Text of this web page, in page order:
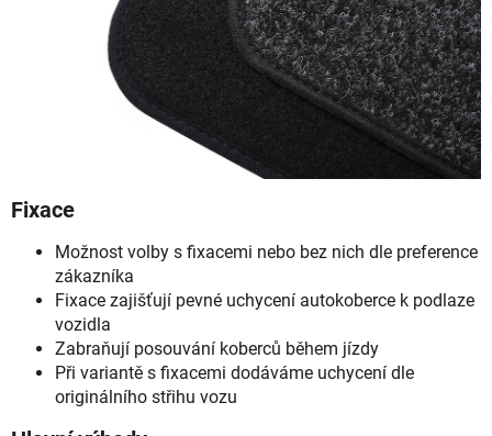
Fixace
Možnost volby s fixacemi nebo bez nich dle preference
zákazníka
Fixace zajišťují pevné uchycení autokoberce k podlaze
vozidla
Zabraňují posouvání koberců během jízdy
Při variantě s fixacemi dodáváme uchycení dle
originálního střihu vozu